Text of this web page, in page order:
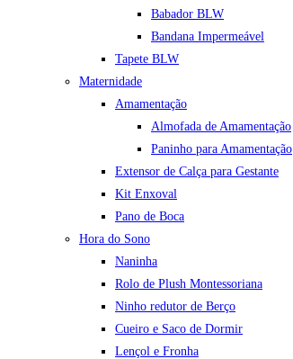
Babador BLW
Bandana Impermeável
Tapete BLW
Maternidade
Amamentação
Almofada de Amamentação
Paninho para Amamentação
Extensor de Calça para Gestante
Kit Enxoval
Pano de Boca
Hora do Sono
Naninha
Rolo de Plush Montessoriana
Ninho redutor de Berço
Cueiro e Saco de Dormir
Lençol e Fronha